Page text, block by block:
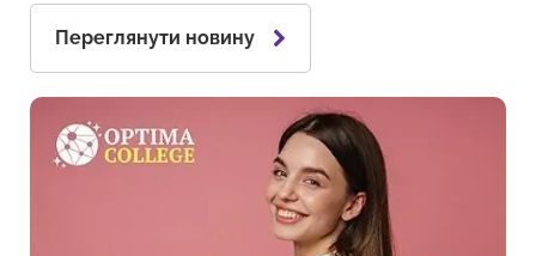
Переглянути новину